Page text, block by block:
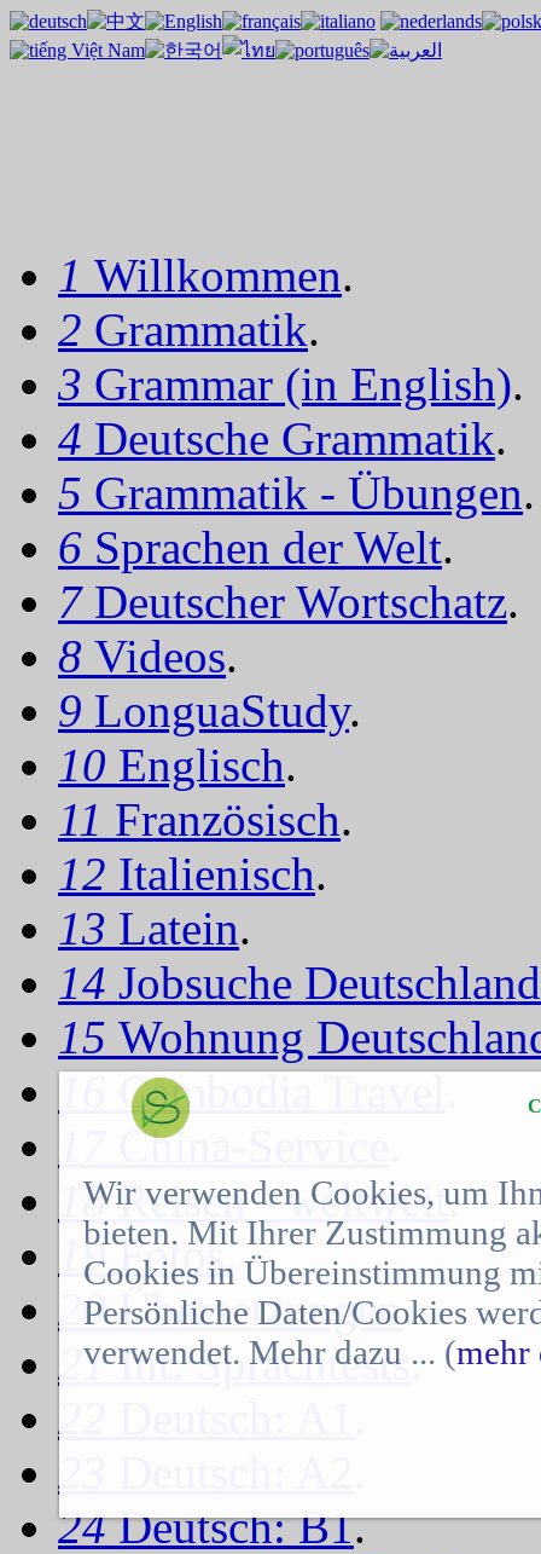
1 Willkommen.
2 Grammatik.
3 Grammar (in English).
4 Deutsche Grammatik.
5 Grammatik - Übungen.
6 Sprachen der Welt.
7 Deutscher Wortschatz.
8 Videos.
9 LonguaStudy.
10 Englisch.
11 Französisch.
12 Italienisch.
13 Latein.
14 Jobsuche Deutschland
15 Wohnung
Cambodia Travel
China-Service
18Reisen - weltweit.
19Fotos.
20Übersetzungen.
21Int. Sprachtests .
22
23
24Deutsch: B1.
Wir verwenden Cookies, um
bieten. Mit Ihrer Zustimmung
Cookies in Übereinstimmung
Persönliche Daten/Cookies
verwendet. Mehr dazu ... (mehr